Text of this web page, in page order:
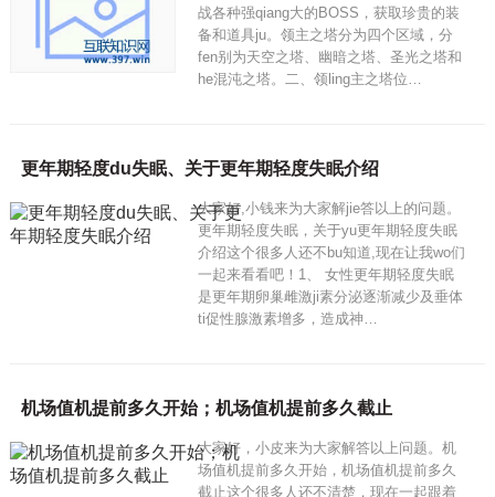
战各种强qiang大的BOSS，获取珍贵的装
备和道具ju。领主之塔分为四个区域，分
fen别为天空之塔、幽暗之塔、圣光之塔和
he混沌之塔。二、领ling主之塔位…
更年期轻度du失眠、关于更年期轻度失眠介绍
大家好,小钱来为大家解jie答以上的问题。
更年期轻度失眠，关于yu更年期轻度失眠
介绍这个很多人还不bu知道,现在让我wo们
一起来看看吧！1、 女性更年期轻度失眠
是更年期卵巢雌激ji素分泌逐渐减少及垂体
ti促性腺激素增多，造成神…
机场值机提前多久开始；机场值机提前多久截止
大家好，小皮来为大家解答以上问题。机
场值机提前多久开始，机场值机提前多久
截止这个很多人还不清楚，现在一起跟着